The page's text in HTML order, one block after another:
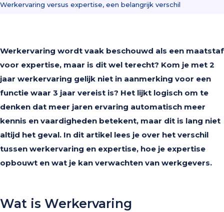
Werkervaring versus expertise, een belangrijk verschil
Werkervaring wordt vaak beschouwd als een maatstaf
voor expertise, maar is dit wel terecht? Kom je met 2
jaar werkervaring gelijk niet in aanmerking voor een
functie waar 3 jaar vereist is? Het lijkt logisch om te
denken dat meer jaren ervaring automatisch meer
kennis en vaardigheden betekent, maar dit is lang niet
altijd het geval. In dit artikel lees je over het verschil
tussen werkervaring en expertise, hoe je expertise
opbouwt en wat je kan verwachten van werkgevers.
Wat is Werkervaring